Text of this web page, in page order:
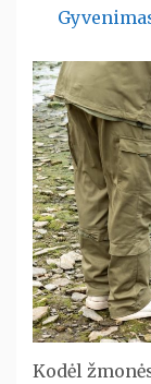
Kodėl